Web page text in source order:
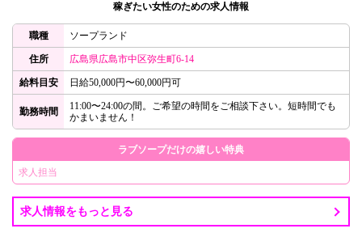
稼ぎたい女性のための求人情報
職種 ソープランド
住所 広島県広島市中区弥生町6-14
給料目安 日給50,000円〜60,000円可
勤務時間
11:00〜24:00の間。ご希望の時間をご相談下さい。短時間でも
かまいません！
ラブソープだけの嬉しい特典
求人担当
求人情報をもっと見る